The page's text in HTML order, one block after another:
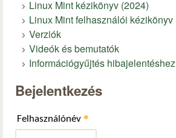
Linux Mint kézikönyv (2024)
Linux Mint felhasználói kézikönyv
Verziók
Videók és bemutatók
Információgyűjtés hibajelentéshez
Bejelentkezés
Felhasználónév *